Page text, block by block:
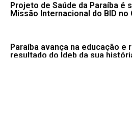
Projeto de Saúde da Paraíba é
Missão Internacional do BID no
Paraíba avança na educação e
resultado do Ideb da sua